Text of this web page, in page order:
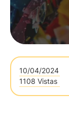
10/04/2024
1108 Vistas